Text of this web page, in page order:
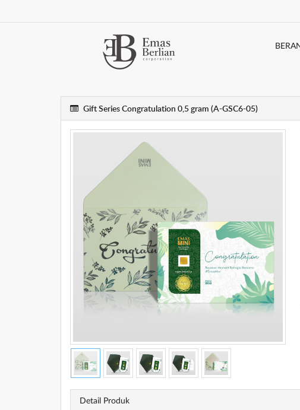
Gift Series Congratulation 0,5 gram (A-GSC6-05)
Detail Produk